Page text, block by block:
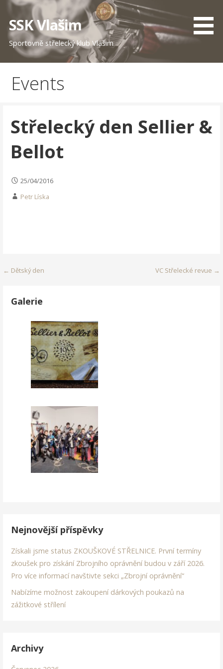
Skip
content
SSK Vlašim
Sportovně střelecký klub Vlašim
Events
Střelecký den Sellier &
Bellot
25/04/2016
Petr Líska
Navigace
příspěvek
← Dětský den VC Střelecké revue →
Galerie
Nejnovější příspěvky
Získali jsme status ZKOUŠKOVÉ STŘELNICE. První termíny
zkoušek pro získání Zbrojního oprávnění budou v září 2026.
Pro více informací navštivte sekci „Zbrojní oprávnění“
Nabízíme možnost zakoupení dárkových poukazů na
zážitkové střílení
Archivy